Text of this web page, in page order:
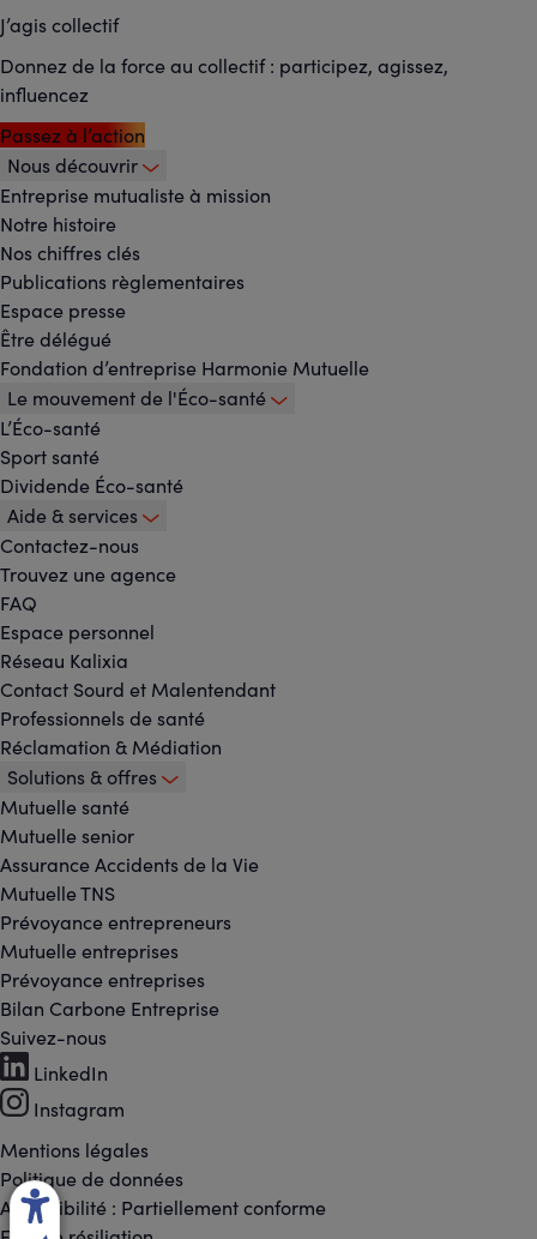
J’agis collectif
Donnez de la force au collectif : participez, agissez,
influencez
Passez à l’action
Footer
-
Menu
principal
Nous découvrir
Entreprise mutualiste à mission
Notre histoire
Nos chiffres clés
Publications règlementaires
Espace presse
Être délégué
Fondation d’entreprise Harmonie Mutuelle
Le mouvement de l'Éco-santé
L’Éco-santé
Sport santé
Dividende Éco-santé
Aide & services
Contactez-nous
Trouvez une agence
FAQ
Espace personnel
Réseau Kalixia
Contact Sourd et Malentendant
Professionnels de santé
Réclamation & Médiation
Solutions & offres
Mutuelle santé
Mutuelle senior
Assurance Accidents de la Vie
Mutuelle TNS
Prévoyance entrepreneurs
Mutuelle entreprises
Prévoyance entreprises
Bilan Carbone Entreprise
Footer
-
Réseaux
sociaux
Suivez-nous
LinkedIn
Instagram
Footer
Mentions légales
Politique de données
Accessibilité : Partiellement conforme